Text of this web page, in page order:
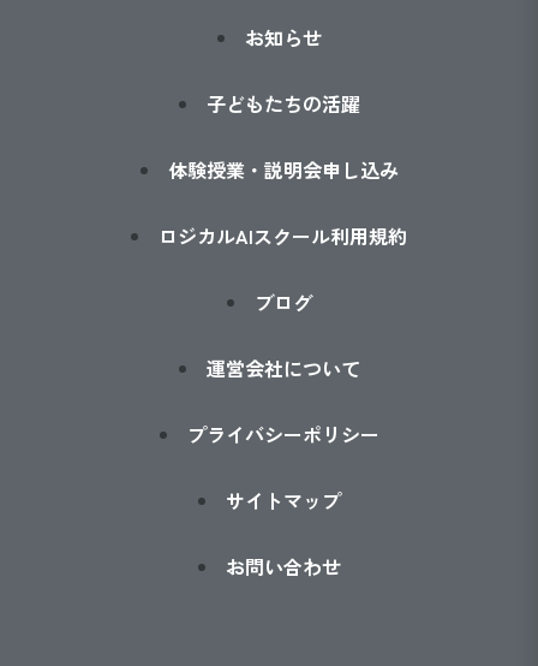
お知らせ
子どもたちの活躍
体験授業・説明会申し込み
ロジカルAIスクール利用規約
ブログ
運営会社について
プライバシーポリシー
サイトマップ
お問い合わせ